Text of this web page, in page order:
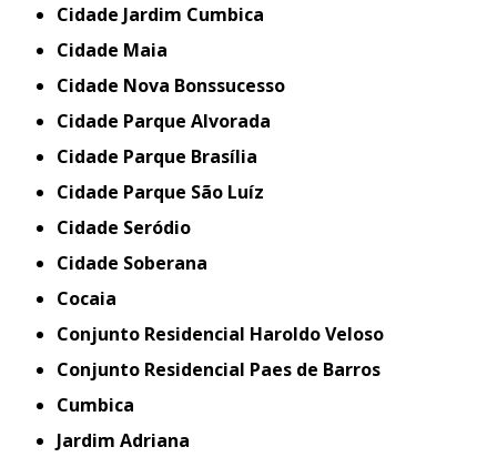
Cidade Jardim Cumbica
Cidade Maia
Cidade Nova Bonssucesso
Cidade Parque Alvorada
Cidade Parque Brasília
Cidade Parque São Luíz
Cidade Seródio
Cidade Soberana
Cocaia
Conjunto Residencial Haroldo Veloso
Conjunto Residencial Paes de Barros
Cumbica
Jardim Adriana